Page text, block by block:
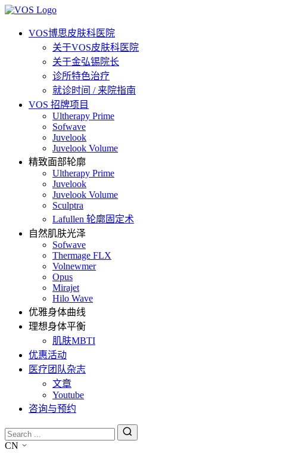
VOS博思皮肤科医院
关于VOS皮肤科医院
关于金弘锡院长
诊所特色治疗
就诊时间 / 来院指南
VOS 招牌项目
Ultherapy Prime
Sofwave
Juvelook
Juvelook Volume
精致面部轮廓
Ultherapy Prime
Juvelook
Juvelook Volume
Sculptra
Lafullen 轮廓固定术
自然肌肤光泽
Sofwave
Thermage FLX
Volnewmer
Opus
Mirajet
Hilo Wave
优雅身体曲线
理想身体平衡
肌肤MBTI
优惠活动
医疗团队杂志
文章
Youtube
咨询与预约
CN